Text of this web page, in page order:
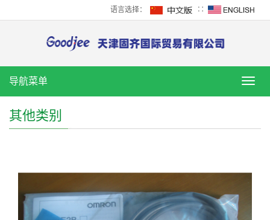
语言选择： ∷
导
导航菜单
其他类别